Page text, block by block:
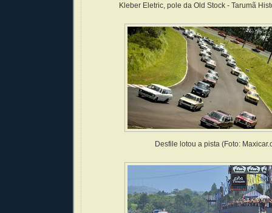
Kleber Eletric, pole da Old Stock - Tarumã
Desfile lotou a pista (Foto: